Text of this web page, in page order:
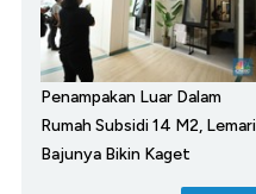
Penampakan Luar Dalam
Rumah Subsidi 14 M2, Lemari
Bajunya Bikin Kaget